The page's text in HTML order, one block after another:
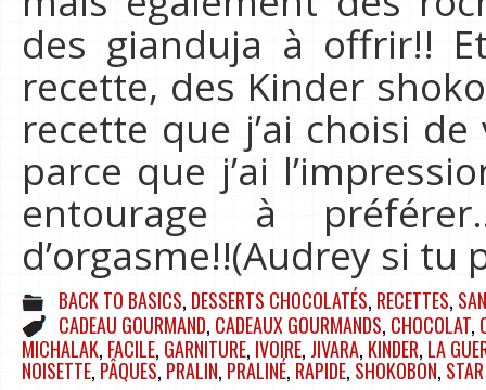
des gianduja à offrir!!
recette, des Kinder
recette que j’ai choisi
parce que j’ai
entourage à
d’orgasme!!(Audrey si tu
BACK TO BASICS, DESSERTS CHOCOLATÉS, RECETTES,
CADEAU GOURMAND, CADEAUX GOURMANDS, CHOCOLAT,
MICHALAK, FACILE, GARNITURE, IVOIRE, JIVARA, KINDER, LA
NOISETTE, PÂQUES, PRALIN, PRALINÉ, RAPIDE, SHOKOBON,